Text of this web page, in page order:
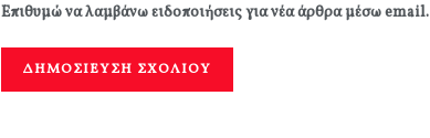
Επιθυμώ να λαμβάνω ειδοποιήσεις για νέα άρθρα μέσω email.